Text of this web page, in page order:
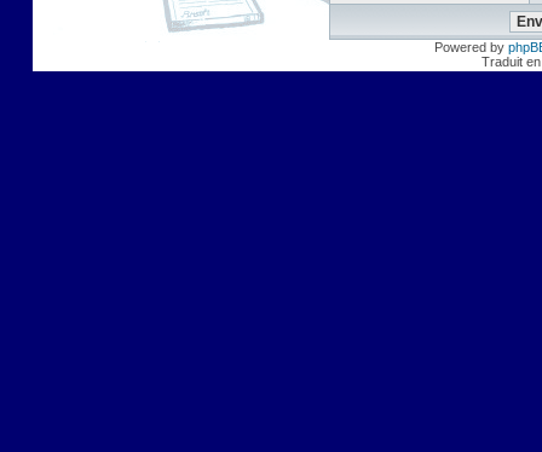
Powered by
Traduit